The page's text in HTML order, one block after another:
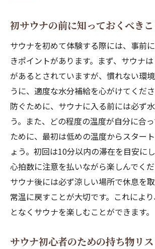
初サウナの前に知っておくべきこ
サウナを初めて体験する際には、事前
きポイントがあります。まず、サウナ
があるとされていますが、慣れない環
うに、適度な水分補給を心がけてくだ
防ぐために、サウナに入る前には必ず
う。また、どの程度の温度が自分に合
ために、最初は低めの温度からスター
ょう。初回は10分以内の滞在を目安に
心拍数に注意を払いながら楽しんでくだ
サウナ後には必ず涼しい場所で休息を
常温に戻すことが大切です。これによ
となくサウナを楽しむことができます。
サウナ初心者のための持ち物リス